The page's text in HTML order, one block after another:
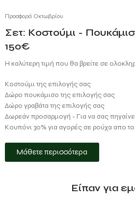
Προσφορά Οκτωβρίου
Σετ: Κοστούμι -
150€
Η καλύτερη τιμή που θα βρείτε σε
Κοστούμι της επιλογής σας
Δώρο πουκάμισο της επιλογής σας
Δώρο γραβάτα της επιλογής σας
Δωρεάν προσαρμογή - Για να σας
Κουπόνι 30% για αγορές σε ρούχα απο
Μάθετε περισσότερα
Είπαν για